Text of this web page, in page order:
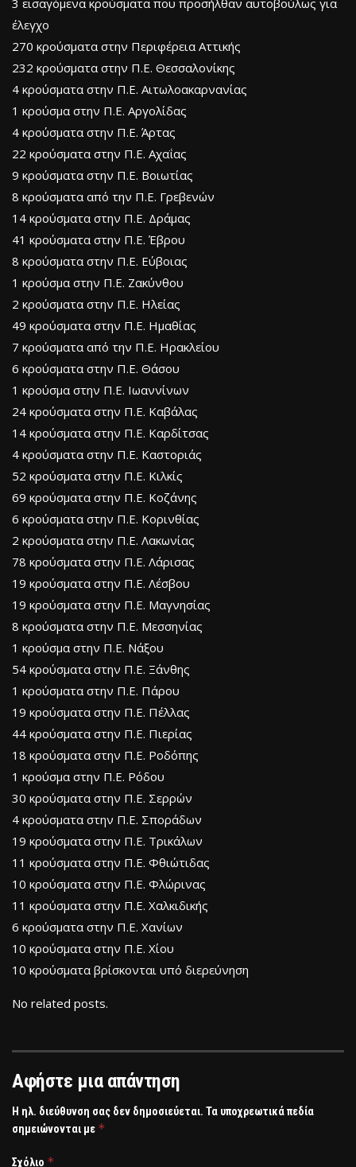
3 εισαγόμενα κρούσματα που προσήλθαν αυτοβούλως για
έλεγχο
270 κρούσματα στην Περιφέρεια Αττικής
232 κρούσματα στην Π.Ε. Θεσσαλονίκης
4 κρούσματα στην Π.Ε. Αιτωλοακαρνανίας
1 κρούσμα στην Π.Ε. Αργολίδας
4 κρούσματα στην Π.Ε. Άρτας
22 κρούσματα στην Π.Ε. Αχαΐας
9 κρούσματα στην Π.Ε. Βοιωτίας
8 κρούσματα από την Π.Ε. Γρεβενών
14 κρούσματα στην Π.Ε. Δράμας
41 κρούσματα στην Π.Ε. Έβρου
8 κρούσματα στην Π.Ε. Εύβοιας
1 κρούσμα στην Π.Ε. Ζακύνθου
2 κρούσματα στην Π.Ε. Ηλείας
49 κρούσματα στην Π.Ε. Ημαθίας
7 κρούσματα από την Π.Ε. Ηρακλείου
6 κρούσματα στην Π.Ε. Θάσου
1 κρούσμα στην Π.Ε. Ιωαννίνων
24 κρούσματα στην Π.Ε. Καβάλας
14 κρούσματα στην Π.Ε. Καρδίτσας
4 κρούσματα στην Π.Ε. Καστοριάς
52 κρούσματα στην Π.Ε. Κιλκίς
69 κρούσματα στην Π.Ε. Κοζάνης
6 κρούσματα στην Π.Ε. Κορινθίας
2 κρούσματα στην Π.Ε. Λακωνίας
78 κρούσματα στην Π.Ε. Λάρισας
19 κρούσματα στην Π.Ε. Λέσβου
19 κρούσματα στην Π.Ε. Μαγνησίας
8 κρούσματα στην Π.Ε. Μεσσηνίας
1 κρούσμα στην Π.Ε. Νάξου
54 κρούσματα στην Π.Ε. Ξάνθης
1 κρούσματα στην Π.Ε. Πάρου
19 κρούσματα στην Π.Ε. Πέλλας
44 κρούσματα στην Π.Ε. Πιερίας
18 κρούσματα στην Π.Ε. Ροδόπης
1 κρούσμα στην Π.Ε. Ρόδου
30 κρούσματα στην Π.Ε. Σερρών
4 κρούσματα στην Π.Ε. Σποράδων
19 κρούσματα στην Π.Ε. Τρικάλων
11 κρούσματα στην Π.Ε. Φθιώτιδας
10 κρούσματα στην Π.Ε. Φλώρινας
11 κρούσματα στην Π.Ε. Χαλκιδικής
6 κρούσματα στην Π.Ε. Χανίων
10 κρούσματα στην Π.Ε. Χίου
10 κρούσματα βρίσκονται υπό διερεύνηση
No related posts.
Αφήστε μια απάντηση
Η ηλ. διεύθυνση σας δεν δημοσιεύεται. Τα υποχρεωτικά πεδία
σημειώνονται με *
Σχόλιο *